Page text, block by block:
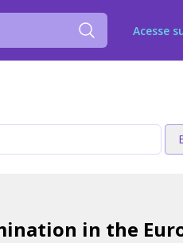
Buscar Acesse
in the